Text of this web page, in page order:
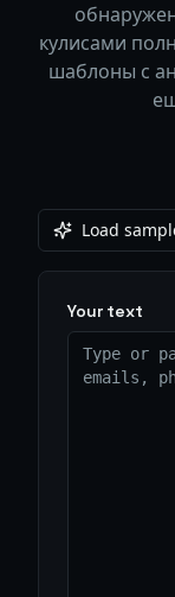
кулисами
шаблоны с
Load
Your text